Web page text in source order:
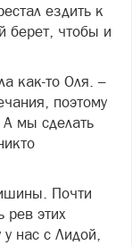
ездить к
берет, чтобы и
как-то Оля. –
поэтому
А мы сделать
Почти
этих
нас с Лидой,